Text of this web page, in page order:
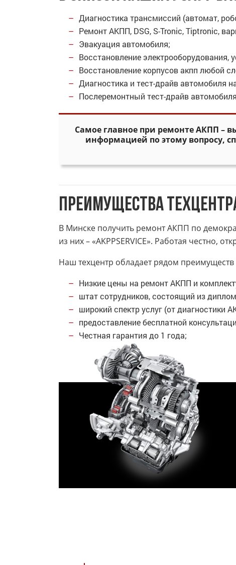
Диагностика трансмиссий (автомат,
Ремонт АКПП, DSG, S-Tronic, Tiptronic,
Эвакуация автомобиля;
Восстановление электрооборудования,
Восстановление корпусов акпп любой
Диагностика и тест-драйв автомобиля
Послеремонтный тест-драйв
Самое главное при ремонте АКПП –
информацией по этому вопросу,
Преимущества техцентра
В Минске получить ремонт АКПП по
из них – «AKPPSERVICE». Работая честно,
Наш техцентр обладает рядом
Низкие цены на ремонт АКПП и
штат сотрудников, состоящий из
широкий спектр услуг (от диагностики
предоставление бесплатной
Честная гарантия до 1 года;